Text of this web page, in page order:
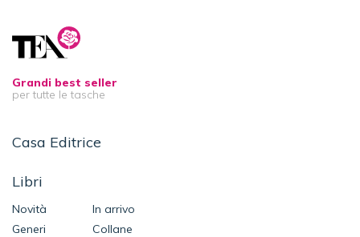
Grandi best seller
per tutte le tasche
Casa Editrice
Libri
Novità
In arrivo
Generi
Collane